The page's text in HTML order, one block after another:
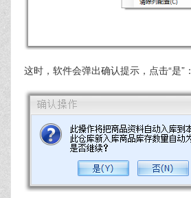
这时，软件会弹出确认提示，点击“是”：